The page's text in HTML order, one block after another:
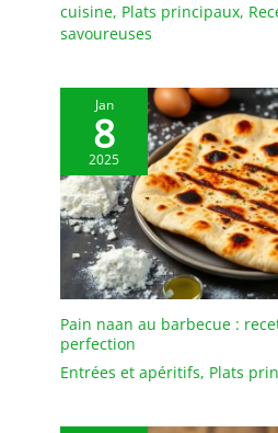
toute
les
cassés
cuisine, Plats principaux,
savoureuses
Jan
8
2025
Pain naan au barbecue :
perfection
Entrées et apéritifs, Plats